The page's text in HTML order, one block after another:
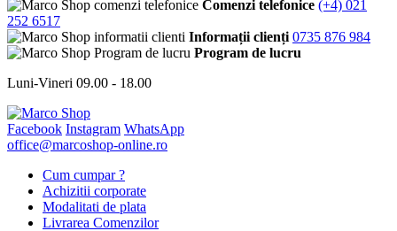
Comenzi telefonice (+4) 021
252 6517
Informații clienți 0735 876 984
Program de lucru
Luni-Vineri 09.00 - 18.00
Facebook Instagram WhatsApp
office@marcoshop-online.ro
Cum cumpar ?
Achizitii corporate
Modalitati de plata
Livrarea Comenzilor